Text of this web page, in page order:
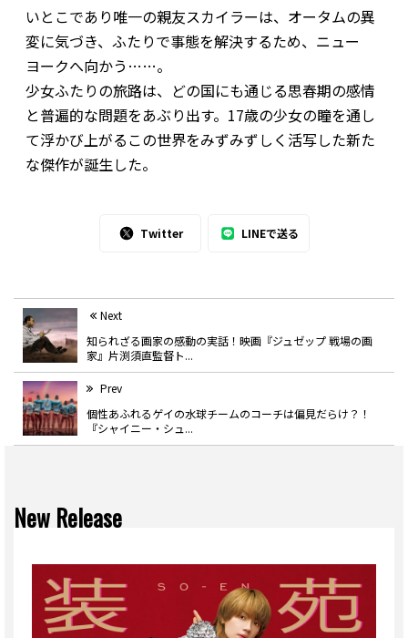
いとこであり唯一の親友スカイラーは、オータムの異
変に気づき、ふたりで事態を解決するため、ニュー
ヨークへ向かう……。
少女ふたりの旅路は、どの国にも通じる思春期の感情
と普遍的な問題をあぶり出す。17歳の少女の瞳を通し
て浮かび上がるこの世界をみずみずしく活写した新た
な傑作が誕生した。
Twitter LINEで送る
Next
知られざる画家の感動の実話！映画『ジュゼップ 戦場の画
家』片渕須直監督ト...
Prev
個性あふれるゲイの水球チームのコーチは偏見だらけ？！
『シャイニー・シュ...
New Release